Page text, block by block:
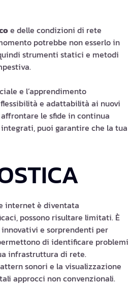
e delle condizioni di rete
potrebbe non esserlo in
strumenti statici e metodi
e l’apprendimento
e adattabilità ai nuovi
le sfide in continua
puoi garantire che la tua
internet è diventata
possono risultare limitati. È
e sorprendenti per
di identificare problemi
infrastruttura di rete.
sonori e la visualizzazione
approcci non convenzionali.